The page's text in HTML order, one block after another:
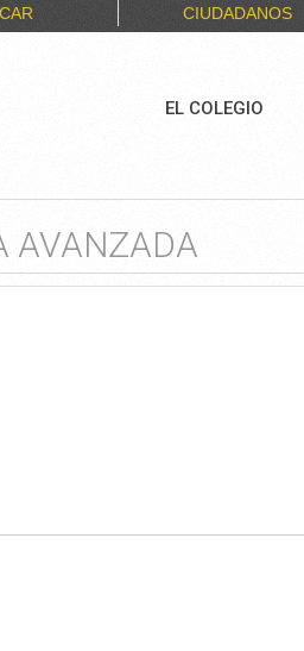
CIUDADANOS
EL COLEGIO
AVANZADA